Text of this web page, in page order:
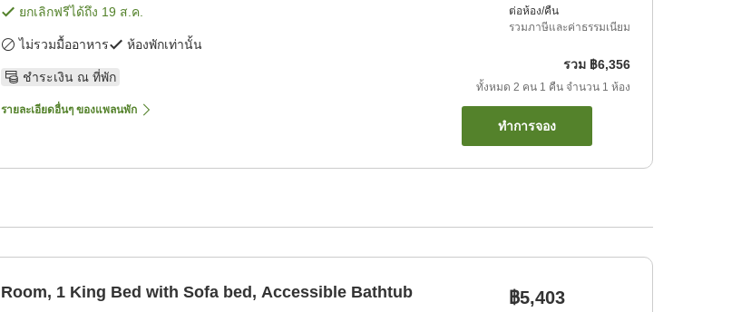
ยกเลิกฟรีได้ถึง 19 ส.ค.
ไม่รวมมื้ออาหาร ห้องพักเท่านั้น
ชำระเงิน ณ ที่พัก
รายละเอียดอื่นๆ ของแพลนพัก
ต่อห้อง/คืน
รวมภาษีและค่าธรรมเนียม
รวม ฿6,356
ทั้งหมด 2 คน 1 คืน จำนวน 1 ห้อง
ทำการจอง
Room, 1 King Bed with Sofa bed, Accessible Bathtub ฿5,403